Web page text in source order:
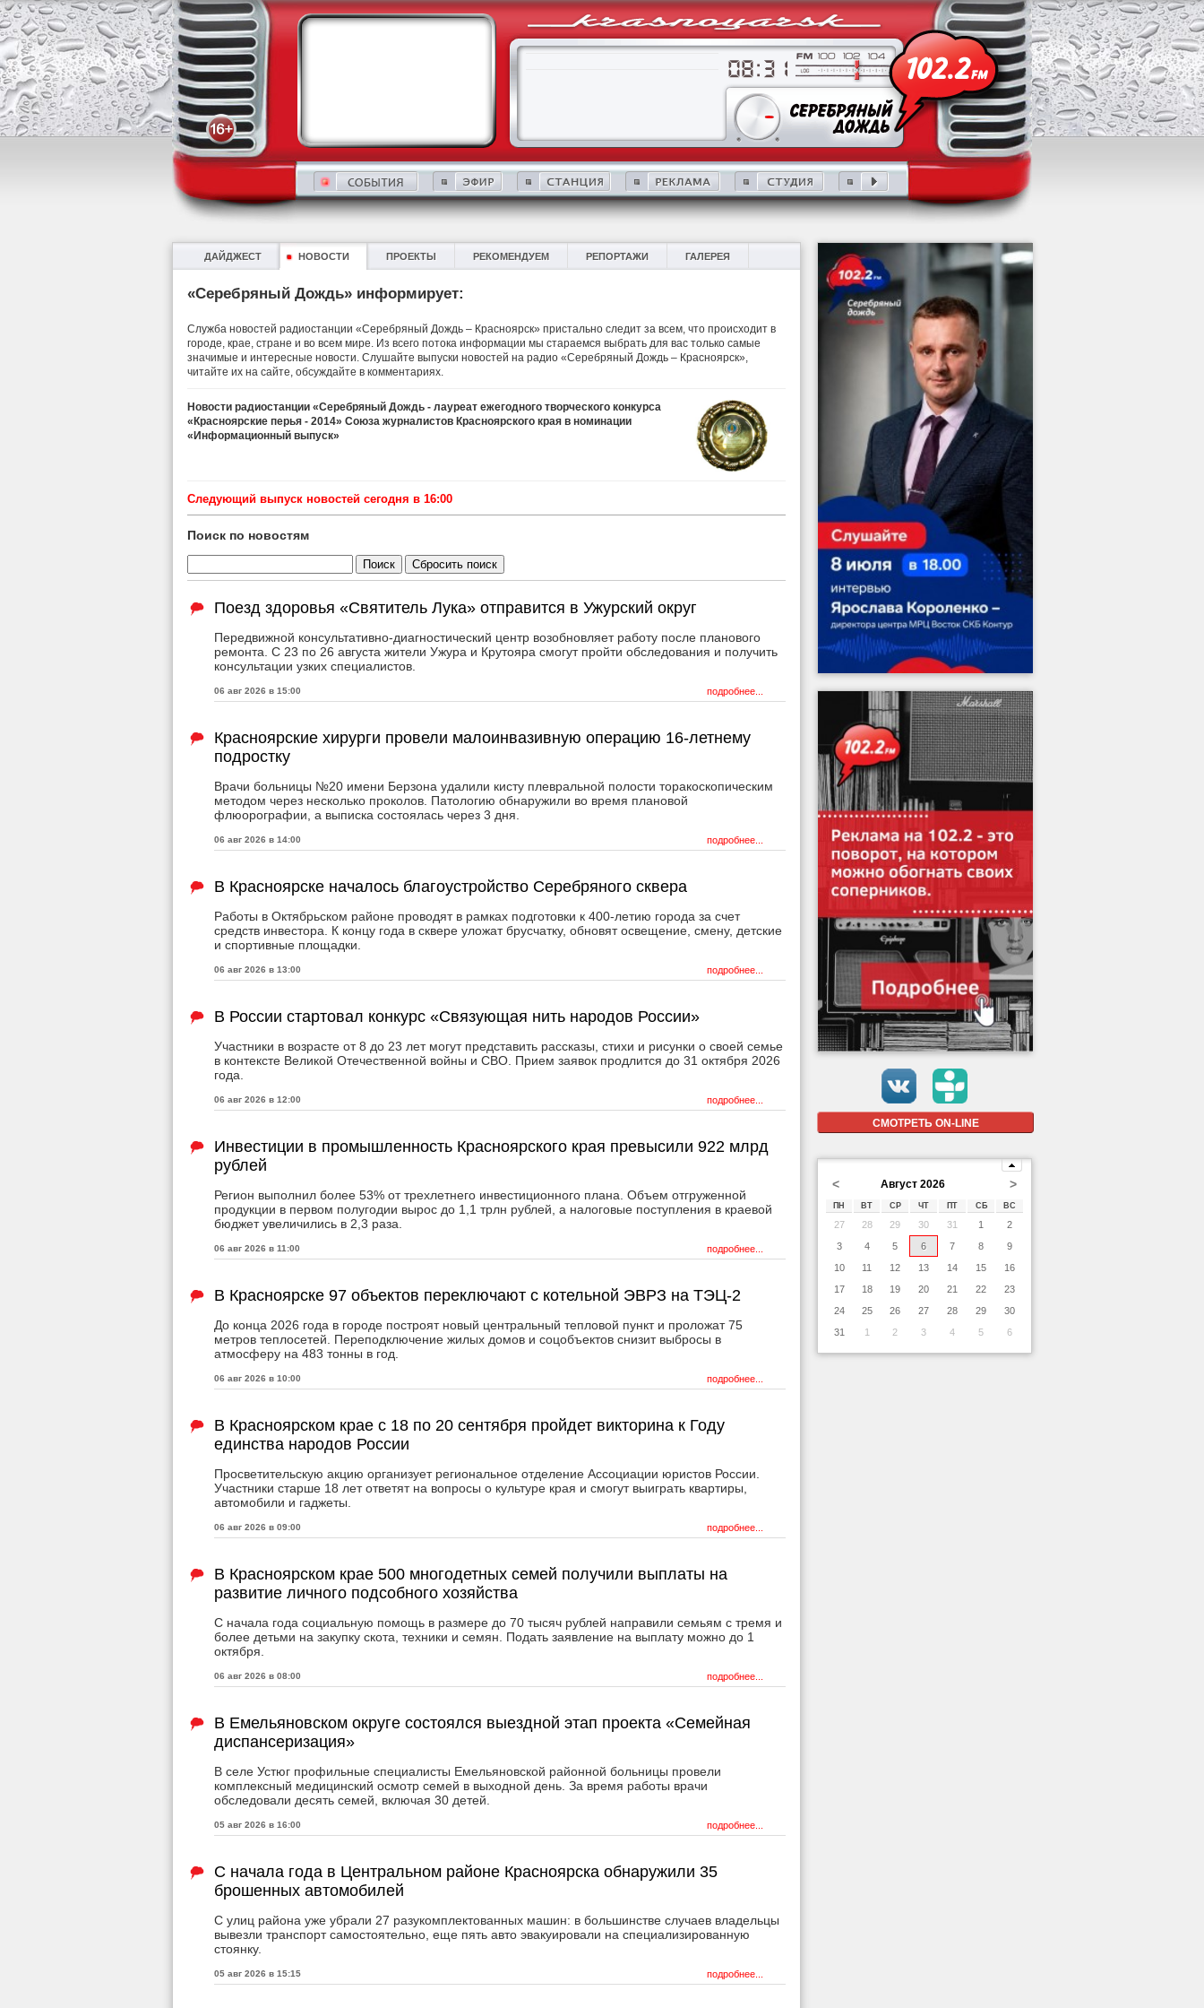
ДАЙДЖЕСТ НОВОСТИ ПРОЕКТЫ РЕКОМЕНДУЕМ РЕПОРТАЖИ ГАЛЕРЕЯ
«Серебряный Дождь» информирует:
Служба новостей радиостанции «Серебряный Дождь – Красноярск» пристально следит за всем, что происходит в
городе, крае, стране и во всем мире. Из всего потока информации мы стараемся выбрать для вас только самые
значимые и интересные новости. Слушайте выпуски новостей на радио «Серебряный Дождь – Красноярск»,
читайте их на сайте, обсуждайте в комментариях.
Новости радиостанции «Серебряный Дождь - лауреат ежегодного творческого конкурса
«Красноярские перья - 2014» Союза журналистов Красноярского края в номинации
«Информационный выпуск»
Cледующий выпуск новостей сегодня в 16:00
Поиск по новостям
Поезд здоровья «Святитель Лука» отправится в Ужурский округ
Передвижной консультативно-диагностический центр возобновляет работу после планового
ремонта. С 23 по 26 августа жители Ужура и Крутояра смогут пройти обследования и получить
консультации узких специалистов.
06 авг 2026 в 15:00 подробнее...
Красноярские хирурги провели малоинвазивную операцию 16-летнему
подростку
Врачи больницы №20 имени Берзона удалили кисту плевральной полости торакоскопическим
методом через несколько проколов. Патологию обнаружили во время плановой
флюорографии, а выписка состоялась через 3 дня.
06 авг 2026 в 14:00 подробнее...
В Красноярске началось благоустройство Серебряного сквера
Работы в Октябрьском районе проводят в рамках подготовки к 400-летию города за счет
средств инвестора. К концу года в сквере уложат брусчатку, обновят освещение, смену, детские
и спортивные площадки.
06 авг 2026 в 13:00 подробнее...
В России стартовал конкурс «Связующая нить народов России»
Участники в возрасте от 8 до 23 лет могут представить рассказы, стихи и рисунки о своей семье
в контексте Великой Отечественной войны и СВО. Прием заявок продлится до 31 октября 2026
года.
06 авг 2026 в 12:00 подробнее...
Инвестиции в промышленность Красноярского края превысили 922 млрд
рублей
Регион выполнил более 53% от трехлетнего инвестиционного плана. Объем отгруженной
продукции в первом полугодии вырос до 1,1 трлн рублей, а налоговые поступления в краевой
бюджет увеличились в 2,3 раза.
06 авг 2026 в 11:00 подробнее...
В Красноярске 97 объектов переключают с котельной ЭВРЗ на ТЭЦ-2
До конца 2026 года в городе построят новый центральный тепловой пункт и проложат 75
метров теплосетей. Переподключение жилых домов и соцобъектов снизит выбросы в
атмосферу на 483 тонны в год.
06 авг 2026 в 10:00 подробнее...
В Красноярском крае с 18 по 20 сентября пройдет викторина к Году
единства народов России
Просветительскую акцию организует региональное отделение Ассоциации юристов России.
Участники старше 18 лет ответят на вопросы о культуре края и смогут выиграть квартиры,
автомобили и гаджеты.
06 авг 2026 в 09:00 подробнее...
В Красноярском крае 500 многодетных семей получили выплаты на
развитие личного подсобного хозяйства
С начала года социальную помощь в размере до 70 тысяч рублей направили семьям с тремя и
более детьми на закупку скота, техники и семян. Подать заявление на выплату можно до 1
октября.
06 авг 2026 в 08:00 подробнее...
В Емельяновском округе состоялся выездной этап проекта «Семейная
диспансеризация»
В селе Устюг профильные специалисты Емельяновской районной больницы провели
комплексный медицинский осмотр семей в выходной день. За время работы врачи
обследовали десять семей, включая 30 детей.
05 авг 2026 в 16:00 подробнее...
С начала года в Центральном районе Красноярска обнаружили 35
брошенных автомобилей
С улиц района уже убрали 27 разукомплектованных машин: в большинстве случаев владельцы
вывезли транспорт самостоятельно, еще пять авто эвакуировали на специализированную
стоянку.
05 авг 2026 в 15:15 подробнее...
СМОТРЕТЬ ON-LINE
< >
Август 2026
ПН ВТ СР ЧТ ПТ СБ ВС
27 28 29 30 31 1
2
3
4 5 6 7 8
9
10
11 12 13 14 15
16
17
18 19 20 21 22
23
24
25 26 27 28 29
30
31
1 2 3 4 5 6